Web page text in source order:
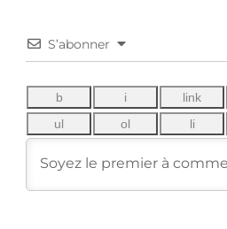
S’abonner